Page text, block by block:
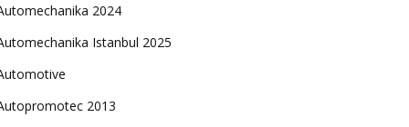
2024
Istanbul 2025
2013